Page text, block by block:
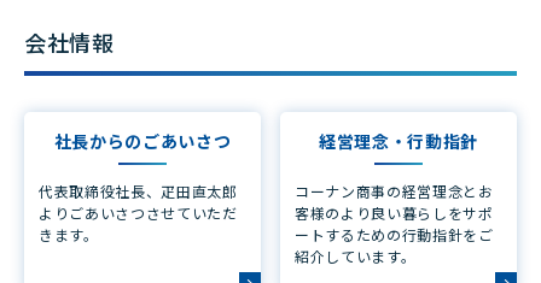
会社情報
社長からのごあいさつ
代表取締役社長、疋田直太郎
よりごあいさつさせていただ
きます。
経営理念・行動指針
コーナン商事の経営理念とお
客様のより良い暮らしをサポ
ートするための行動指針をご
紹介しています。